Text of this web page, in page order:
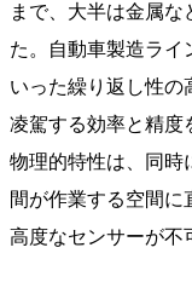
まで、大半は金属
た。自動車製造ライ
いった繰り返し性の
凌駕する効率と精度
物理的特性は、同時
間が作業する空間
高度なセンサーが不